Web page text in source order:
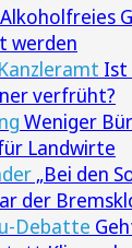
Alkoholfreies
werden
Ist
verfrüht?
Weniger
Landwirte
„Bei den
der
Debatte